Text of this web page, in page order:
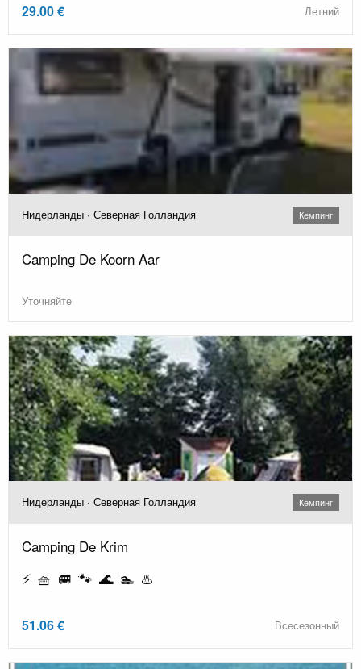
29.00 € Летний
Нидерланды · Северная Голландия Кемпинг
Camping De Koorn Aar
Уточняйте
Нидерланды · Северная Голландия Кемпинг
Camping De Krim
⚡ 🧺 🚐 🐾 🌊 🏊 ♨️
51.06 € Всесезонный